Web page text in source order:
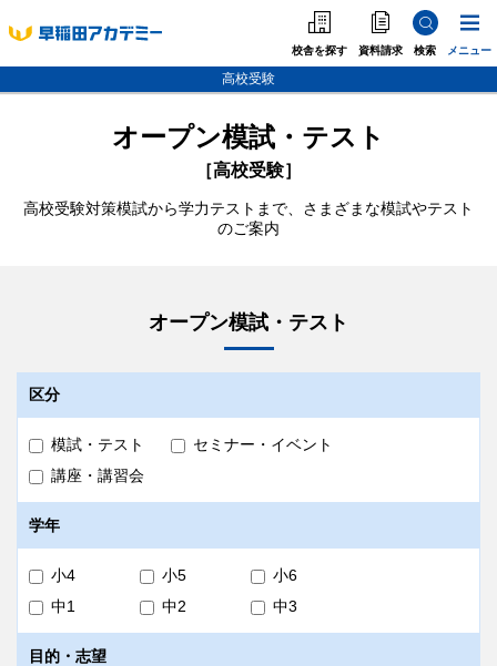
校舎を探す 資料請求 検索 メニュー
高校受験
中学受験
高校受験
海外·帰国·首都圏外
オープン模試・テスト
［高校受験］
高校受験対策模試から学力テストまで、さまざまな模試やテスト
のご案内
オープン模試・テスト
区分
模試・テスト
セミナー・イベント
講座・講習会
学年
小4 小5
小6
中1
中2 中3
目的・志望